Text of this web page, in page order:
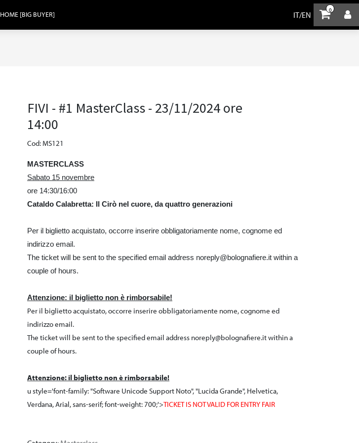
HOME [BIG BUYER]
0
IT/EN
FIVI - #1 MasterClass - 23/11/2024 ore
14:00
Cod: MS121
MASTERCLASS
Sabato 15 novembre
ore 14:30/16:00
Cataldo Calabretta: Il Cirò nel cuore, da quattro generazioni
Per il biglietto acquistato, occorre inserire obbligatoriamente nome, cognome ed
indirizzo email.
The ticket will be sent to the specified email address noreply@bolognafiere.it within a
couple of hours.
Attenzione: il biglietto non è rimborsabile!
Per il biglietto acquistato, occorre inserire obbligatoriamente nome, cognome ed
indirizzo email.
The ticket will be sent to the specified email address noreply@bolognafiere.it within a
couple of hours.
Attenzione: il biglietto non è rimborsabile!
u style='font-family: "Software Unicode Support Noto", "Lucida Grande", Helvetica,
Verdana, Arial, sans-serif; font-weight: 700;'>TICKET IS NOT VALID FOR ENTRY FAIR